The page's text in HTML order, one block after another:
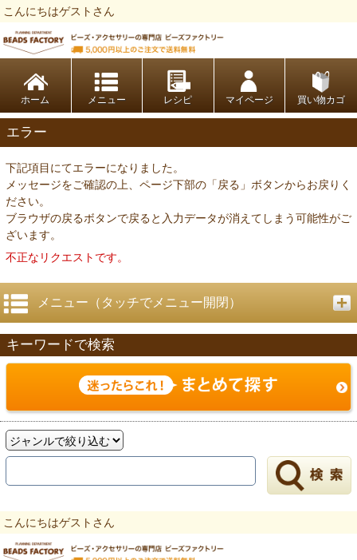
こんにちはゲストさん
ホーム レシピ マイページ 買い物カゴ
エラー
下記項目にてエラーになりました。
メッセージをご確認の上、ページ下部の「戻る」ボタンからお戻りく
ださい。
ブラウザの戻るボタンで戻ると入力データが消えてしまう可能性がご
ざいます。
不正なリクエストです。
メニュー（タッチでメニュー開閉）
キーワードで検索
こんにちはゲストさん